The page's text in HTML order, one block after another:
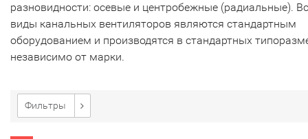
разновидности: осевые и центробежные (радиальные).
виды канальных вентиляторов являются стандартным
оборудованием и производятся в стандартных
независимо от марки.
Фильтры